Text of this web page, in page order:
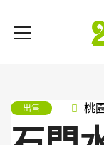
出售 桃